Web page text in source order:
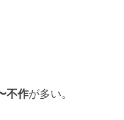
不作が多い。